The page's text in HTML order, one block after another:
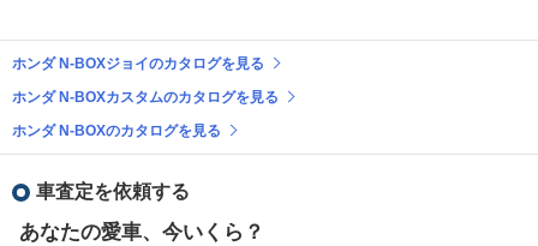
ホンダ N-BOXジョイのカタログを見る
ホンダ N-BOXカスタムのカタログを見る
ホンダ N-BOXのカタログを見る
車査定を依頼する
あなたの愛車、今いくら？